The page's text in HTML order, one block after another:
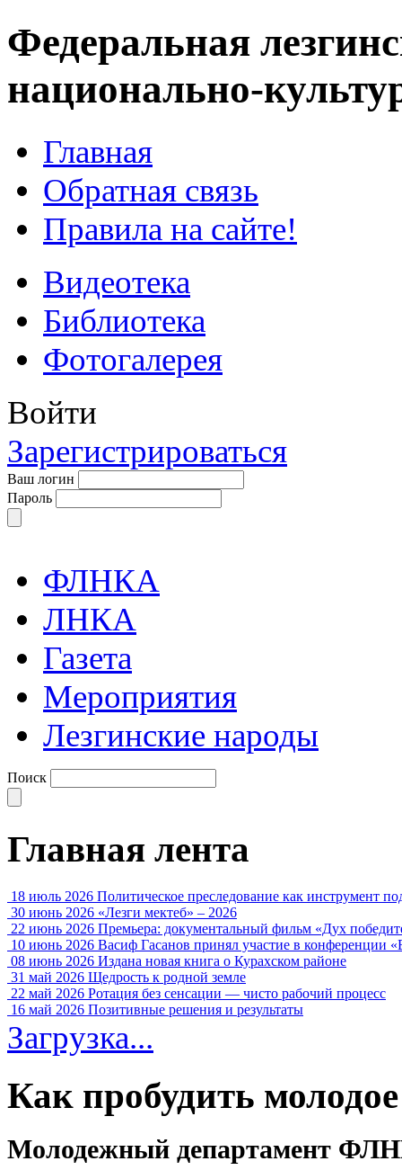
Федеральная
национально-
Главная
Обратная связь
Правила на сайте!
Видеотека
Библиотека
Фотогалерея
Войти
Зарегистрироваться
Ваш логин
Пароль
ФЛНКА
ЛНКА
Газета
Мероприятия
Лезгинские народы
Поиск
Главная лента
18 июль 2026 Политическое преследование как инструмент
30 июнь 2026 «Лезги мектеб» – 2026
22 июнь 2026 Премьера: документальный фильм «Дух
10 июнь 2026 Васиф Гасанов принял участие в конференции
08 июнь 2026 Издана новая книга о Курахском районе
31 май 2026 Щедрость к родной земле
22 май 2026 Ротация без сенсации — чисто рабочий процесс
16 май 2026 Позитивные решения и результаты
Загрузка...
Как пробудить
Молодежный департамент